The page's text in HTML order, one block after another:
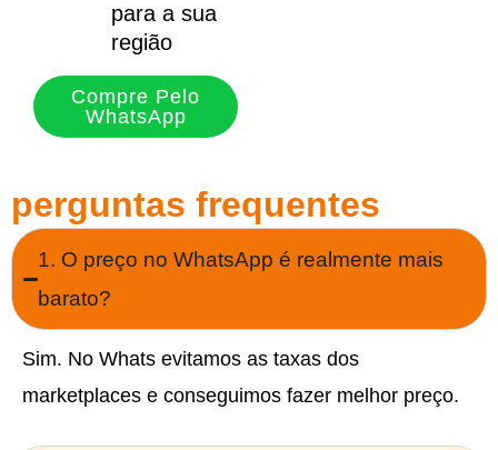
para a sua
região
Compre Pelo
WhatsApp
perguntas frequentes
1. O preço no WhatsApp é realmente mais
barato?
Sim. No Whats evitamos as taxas dos
marketplaces e conseguimos fazer melhor preço.